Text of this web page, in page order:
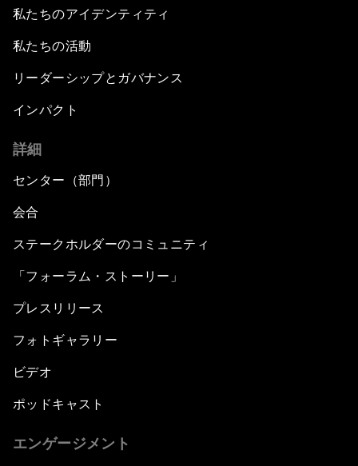
The Geopolitics of Asia's Energy Supply
ASEAN's Global Impact
Anchoring Trust in East Asia's New Regionalism
私たちのアイデンティティ
私たちの活動
リーダーシップとガバナンス
インパクト
詳細
センター（部門）
会合
ステークホルダーのコミュニティ
「フォーラム・ストーリー」
プレスリリース
フォトギャラリー
ビデオ
ポッドキャスト
エンゲージメント